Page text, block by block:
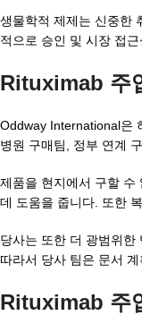
생물학적 제제는 신중한
적으로 승인 및 시장 접
Rituximab 주
Oddway International은
병원 구매팀, 정부 연계
제품을 현지에서 구할 수
데 도움을 줍니다. 또한
당사는 또한 더 광범위한
따라서 당사 팀은 문서
Rituximab 주